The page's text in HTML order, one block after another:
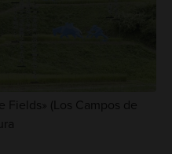
Fields» (Los Campos de